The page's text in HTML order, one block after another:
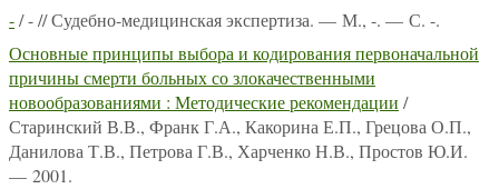
-/ - // Судебно-медицинская экспертиза. — М., -. — С. -.
Основные принципы выбора и кодирования первоначальной
причины смерти больных со злокачественными
новообразованиями : Методические рекомендации /
Старинский В.В., Франк Г.А., Какорина Е.П., Грецова О.П.,
Данилова Т.В., Петрова Г.В., Харченко Н.В., Простов Ю.И.
— 2001.